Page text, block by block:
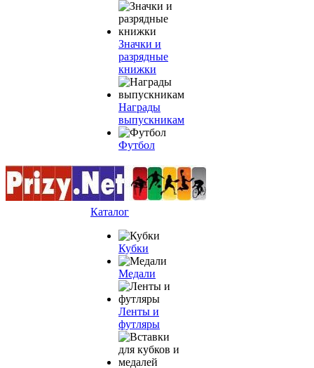
Значки и
разрядные
книжки
Награды
выпускникам
Футбол
Каталог
Кубки
Медали
Ленты и
футляры